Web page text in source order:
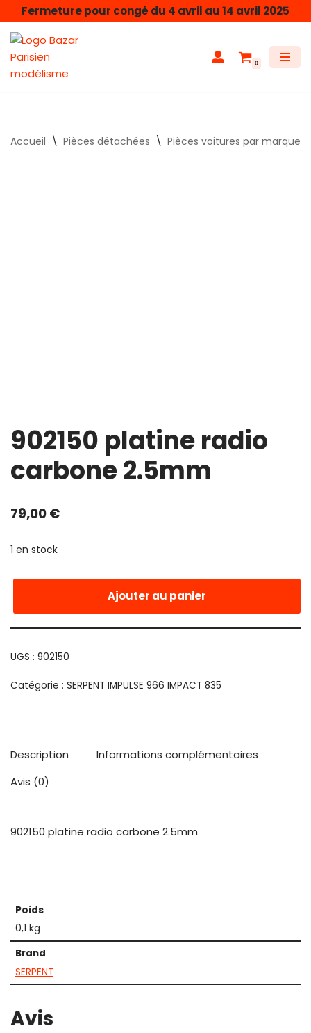
Aller
au
contenu
Fermeture pour congé du 4 avril au 14 avril 2025
0
Accueil \ Pièces détachées \ Pièces voitures par marque
902150 platine radio
carbone 2.5mm
79,00€
1 en stock
Ajouter au panier
UGS : 902150
Catégorie : SERPENT IMPULSE 966 IMPACT 835
Description
Informations complémentaires
Avis (0)
902150 platine radio carbone 2.5mm
Poids
0,1 kg
Brand
SERPENT
Avis